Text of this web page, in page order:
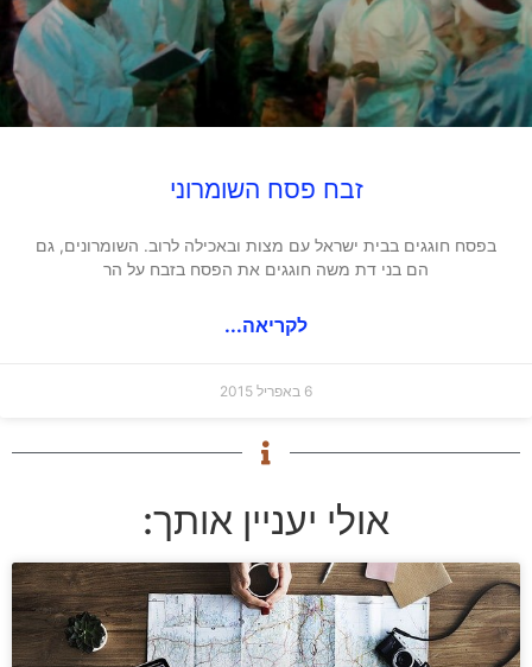
זבח פסח השומרוני
בפסח חוגגים בבית ישראל עם מצות ובאכילה לרוב. השומרונים, גם
הם בני דת משה חוגגים את הפסח בזבח על הר
לקריאה...
6 באפריל 2015
אולי יעניין אותך: